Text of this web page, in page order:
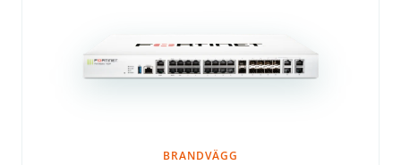
BRANDVÄGG